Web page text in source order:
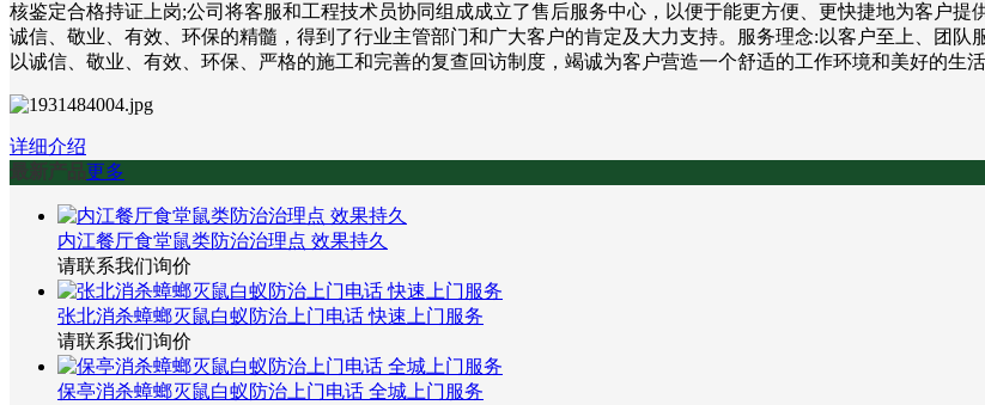
核鉴定合格持证上岗;公司将客服和工程技术员协同组成成立了售后服务中心，以便于能更方便、更快捷地为客户提
诚信、敬业、有效、环保的精髓，得到了行业主管部门和广大客户的肯定及大力支持。服务理念:以客户至上、团队
以诚信、敬业、有效、环保、严格的施工和完善的复查回访制度，竭诚为客户营造一个舒适的工作环境和美好的生活
详细介绍
最新产品更多
内江餐厅食堂鼠类防治治理点 效果持久
请联系我们询价
张北消杀蟑螂灭鼠白蚁防治上门电话 快速上门服务
请联系我们询价
保亭消杀蟑螂灭鼠白蚁防治上门电话 全城上门服务